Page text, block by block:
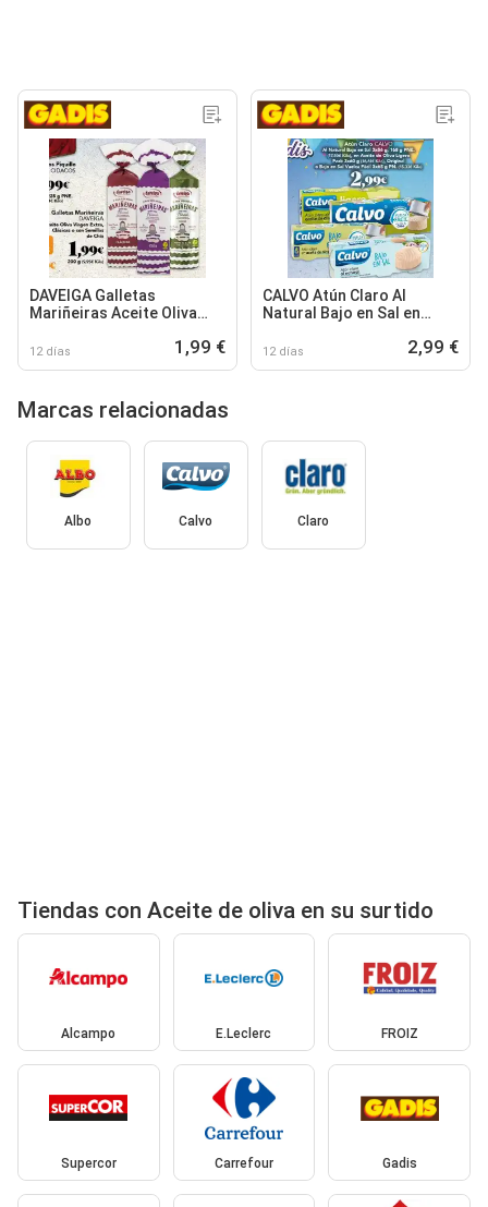
DAVEIGA Galletas
Mariñeiras Aceite Oliva
con Semillas
12 días 1,99 €
CALVO Atún Claro Al
Natural Bajo en Sal en
Original
12 días 2,99 €
Marcas relacionadas
Albo Calvo Claro
Tiendas con Aceite de oliva en su surtido
Alcampo E.Leclerc FROIZ
Supercor Carrefour Gadis